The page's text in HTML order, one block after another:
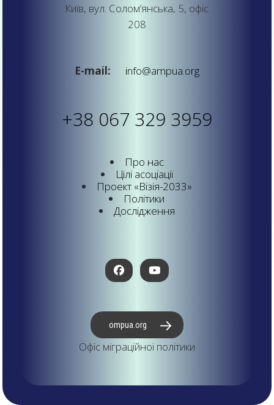
Київ, вул. Солом’янська, 5, офіс
208
E-mail: info@ampua.org
+38 067 329 3959
Про нас
Цілі асоціації
Проект «Візія-2033»
Політики
Дослідження
ompua.org
Офіс міграційної політики